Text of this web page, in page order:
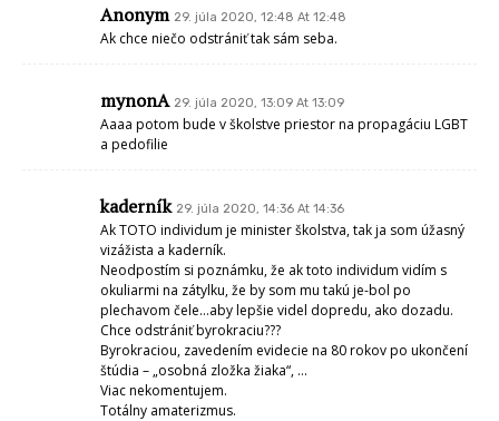
Anonym 29. júla 2020, 12:48 At 12:48
Ak chce niečo odstrániť tak sám seba.
mynonA 29. júla 2020, 13:09 At 13:09
Aaaa potom bude v školstve priestor na propagáciu LGBT
a pedofilie
kaderník 29. júla 2020, 14:36 At 14:36
Ak TOTO individum je minister školstva, tak ja som úžasný
vizážista a kaderník.
Neodpostím si poznámku, že ak toto individum vidím s
okuliarmi na zátylku, že by som mu takú je-bol po
plechavom čele…aby lepšie videl dopredu, ako dozadu.
Chce odstrániť byrokraciu???
Byrokraciou, zavedením evidecie na 80 rokov po ukončení
štúdia – „osobná zložka žiaka“, …
Viac nekomentujem.
Totálny amaterizmus.